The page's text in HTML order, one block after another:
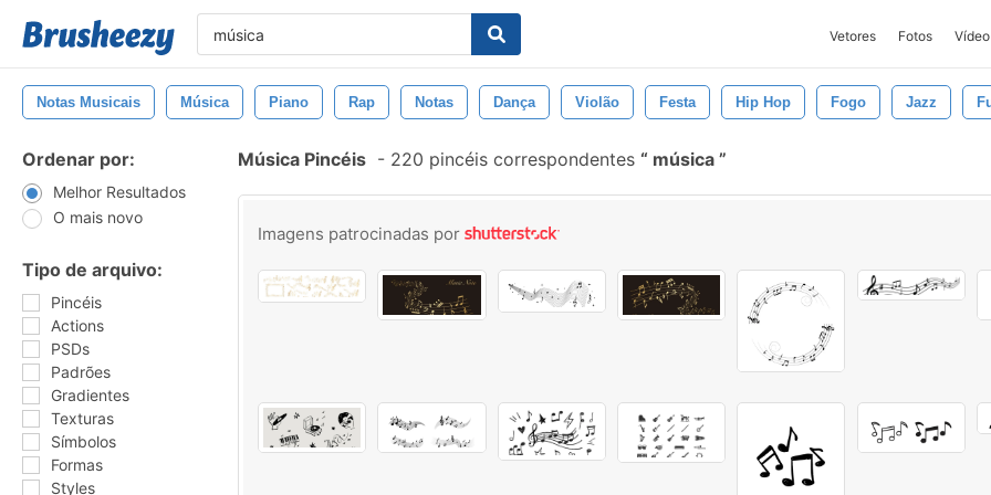
Vetores Fotos Vídeo
Notas Musicais Música Piano Rap Notas Dança Violão Festa Hip Hop Fogo Jazz
Ordenar por:
Melhor Resultados
O mais novo
Tipo de arquivo:
Pincéis
Actions
PSDs
Padrões
Gradientes
Texturas
Símbolos
Formas
Styles
Música Pincéis - 220 pincéis correspondentes música
Imagens patrocinadas por